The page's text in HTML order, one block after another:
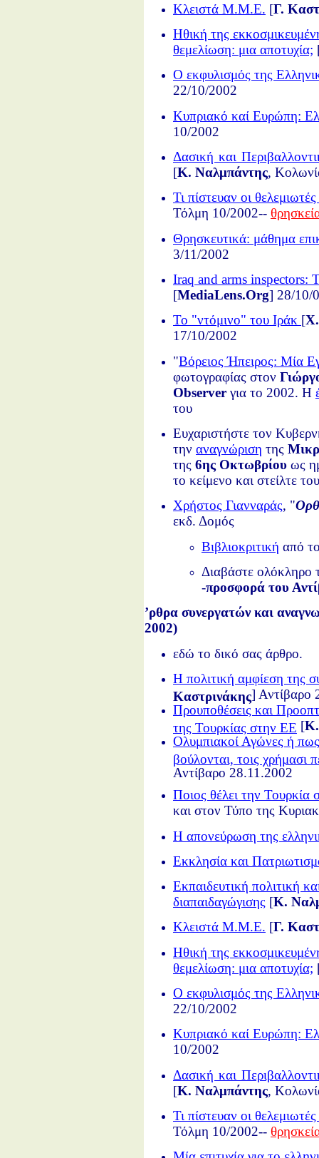
Κλειστά Μ.Μ.Ε. [Γ.
Ηθική της
θεμελίωση: μια αποτυχία;
Ο εκφυλισμός της
22/10/2002
Κυπριακό καί Ευρώπη:
10/2002
Δασική και
[Κ. Ναλμπάντης,
Τι πίστευαν οι
Τόλμη 10/2002--
Θρησκευτικά: μάθημα
3/11/2002
Iraq and arms
[MediaLens.Org] 28/10/
Το "ντόμινο" του Ιράκ [Χ.
17/10/2002
"Βόρειος Ήπειρος: Μία
φωτογραφίας στον
Observer για το 2002. Η
του
Ευχαριστήστε τον
την αναγνώριση της
της 6ης Οκτωβρίου ως
το κείμενο και στείλτε
Χρήστος Γιανναράς, "
εκδ. Δομός
Βιβλιοκριτική από
Διαβάστε ολόκληρο
-προσφορά του
ʼρθρα συνεργατών και
2002)
εδώ το δικό σας άρθρο.
Η πολιτική αμφίεση της
Καστρινάκης] Αντίβαρο
Προυποθέσεις και
της Τουρκίας στην ΕΕ [Κ.
Ολυμπιακοί Αγώνες ή
βούλονται, τοις χρήμασι
Αντίβαρο 28.11.2002
Ποιος θέλει την
και στον Τύπο της
Η απονεύρωση της
Εκκλησία και
Εκπαιδευτική πολιτική
διαπαιδαγώγισης [Κ.
Κλειστά Μ.Μ.Ε. [Γ.
Ηθική της
θεμελίωση: μια αποτυχία;
Ο εκφυλισμός της
22/10/2002
Κυπριακό καί Ευρώπη:
10/2002
Δασική και
[Κ. Ναλμπάντης,
Τι πίστευαν οι
Τόλμη 10/2002--